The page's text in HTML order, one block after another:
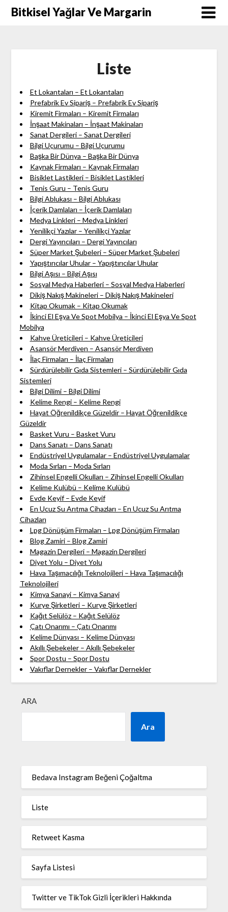
SkipBitkisel Yağlar Ve Margarin
Liste
Et Lokantaları – Et Lokantaları
Prefabrik Ev Sipariş – Prefabrik Ev Sipariş
Kiremit Firmaları – Kiremit Firmaları
İnşaat Makinaları – İnşaat Makinaları
Sanat Dergileri – Sanat Dergileri
Bilgi Uçurumu – Bilgi Uçurumu
Başka Bir Dünya – Başka Bir Dünya
Kaynak Firmaları – Kaynak Firmaları
Bisiklet Lastikleri – Bisiklet Lastikleri
Tenis Guru – Tenis Guru
Bilgi Ablukası – Bilgi Ablukası
İçerik Damlaları – İçerik Damlaları
Medya Linkleri – Medya Linkleri
Yenilikçi Yazılar – Yenilikçi Yazılar
Dergi Yayıncıları – Dergi Yayıncıları
Süper Market Şubeleri – Süper Market Şubeleri
Yapıştırıcılar Uhular – Yapıştırıcılar Uhular
Bilgi Aşısı – Bilgi Aşısı
Sosyal Medya Haberleri – Sosyal Medya Haberleri
Dikiş Nakış Makineleri – Dikiş Nakış Makineleri
Kitap Okumak – Kitap Okumak
İkinci El Eşya Ve Spot Mobilya – İkinci El Eşya Ve Spot
Mobilya
Kahve Üreticileri – Kahve Üreticileri
Asansör Merdiven – Asansör Merdiven
İlaç Firmaları – İlaç Firmaları
Sürdürülebilir Gıda Sistemleri – Sürdürülebilir Gıda
Sistemleri
Bilgi Dilimi – Bilgi Dilimi
Kelime Rengi – Kelime Rengi
Hayat Öğrenildikçe Güzeldir – Hayat Öğrenildikçe
Güzeldir
Basket Vuru – Basket Vuru
Dans Sanatı – Dans Sanatı
Endüstriyel Uygulamalar – Endüstriyel Uygulamalar
Moda Sırları – Moda Sırları
Zihinsel Engelli Okulları – Zihinsel Engelli Okulları
Kelime Kulübü – Kelime Kulübü
Evde Keyif – Evde Keyif
En Ucuz Su Arıtma Cihazları – En Ucuz Su Arıtma
Cihazları
Lpg Dönüşüm Firmaları – Lpg Dönüşüm Firmaları
Blog Zamiri – Blog Zamiri
Magazin Dergileri – Magazin Dergileri
Diyet Yolu – Diyet Yolu
Hava Taşımacılığı Teknolojileri – Hava Taşımacılığı
Teknolojileri
Kimya Sanayi – Kimya Sanayi
Kurye Şirketleri – Kurye Şirketleri
Kağıt Selülöz – Kağıt Selülöz
Çatı Onarımı – Çatı Onarımı
Kelime Dünyası – Kelime Dünyası
Akıllı Şebekeler – Akıllı Şebekeler
Spor Dostu – Spor Dostu
Vakıflar Dernekler – Vakıflar Dernekler
ARA
Ara
Bedava Instagram Beğeni Çoğaltma
Liste
Retweet Kasma
Sayfa Listesi
Twitter ve TikTok Gizli İçerikleri Hakkında